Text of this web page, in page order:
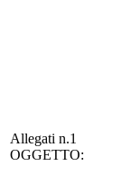
Allegati n.1
OGGETTO: